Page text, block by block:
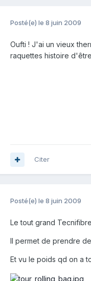
Posté(e) le 8 juin 2009
Oufti ! J'ai un vieux
raquettes histoire
Citer
Posté(e) le 8 juin 2009
Le tout grand
Il permet de prendre
Et vu le poids qd on a